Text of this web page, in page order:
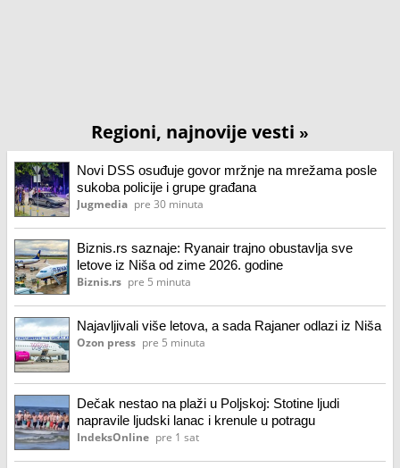
Regioni, najnovije vesti »
Novi DSS osuđuje govor mržnje na mrežama posle
sukoba policije i grupe građana
Jugmedia pre 30 minuta
Biznis.rs saznaje: Ryanair trajno obustavlja sve
letove iz Niša od zime 2026. godine
Biznis.rs pre 5 minuta
Najavljivali više letova, a sada Rajaner odlazi iz Niša
Ozon press pre 5 minuta
Dečak nestao na plaži u Poljskoj: Stotine ljudi
napravile ljudski lanac i krenule u potragu
IndeksOnline pre 1 sat